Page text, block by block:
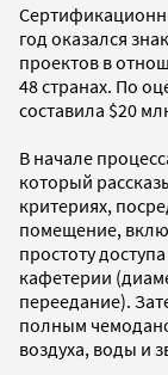
год оказался
проектов в
48 странах. По
составила $20
В начале
который
критериях,
помещение,
простоту
кафетерии
переедание).
полным
воздуха, воды и